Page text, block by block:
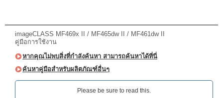
imageCLASS MF469x II / MF465dw II / MF461dw II
คู่มือการใช้งาน
หากคุณไม่พบสิ่งที่กำลังค้นหา สามารถค้นหาได้ที่นี่
ค้นหาคู่มือสำหรับผลิตภัณฑ์อื่นๆ
Please be sure to read this.‎